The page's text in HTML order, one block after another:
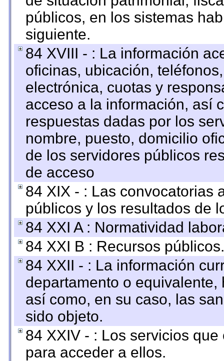
públicos, en los sistemas
siguiente.
84 XVIII - : La información
oficinas, ubicación,
electrónica, cuotas y
acceso a la información, así
respuestas dadas por los
nombre, puesto, domicilio
de los servidores públicos
de acceso
84 XIX - : Las convocatorias
públicos y los resultados de
84 XXI A : Normatividad
84 XXI B : Recursos públicos.
84 XXII - : La información
departamento o
así como, en su caso, las
sido objeto.
84 XXIV - : Los servicios
para acceder a ellos.